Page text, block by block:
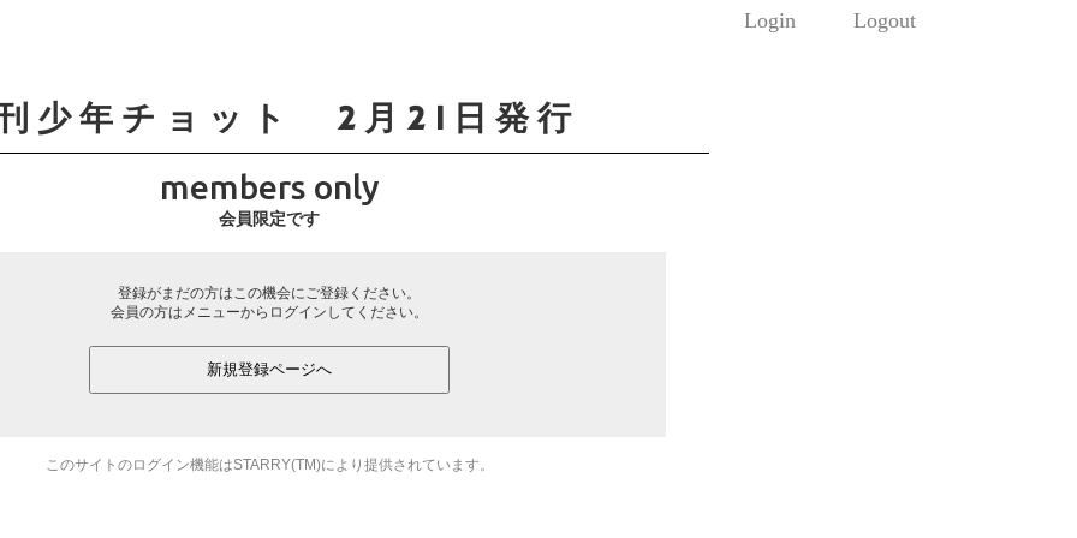
Login Logout
少年チョット 2月21日発行
members only
会員限定です
登録がまだの方はこの機会にご登録ください。
会員の方はメニューからログインしてください。
新規登録ページへ
このサイトのログイン機能はSTARRY(TM)により提供されています。